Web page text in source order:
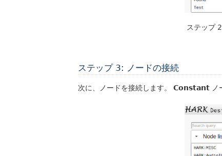
ステップ
ステップ 3: ノードの接続
次に、ノードを接続します。 Constant ノ